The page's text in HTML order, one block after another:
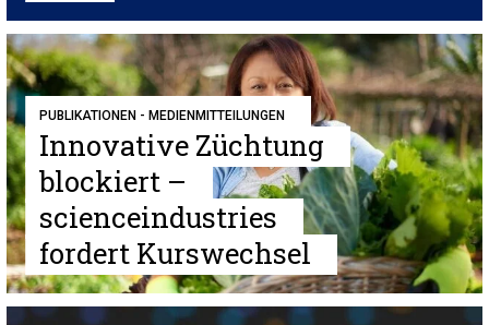
PUBLIKATIONEN - MEDIENMITTEILUNGEN
Innovative Züchtung
blockiert –
scienceindustries
fordert Kurswechsel